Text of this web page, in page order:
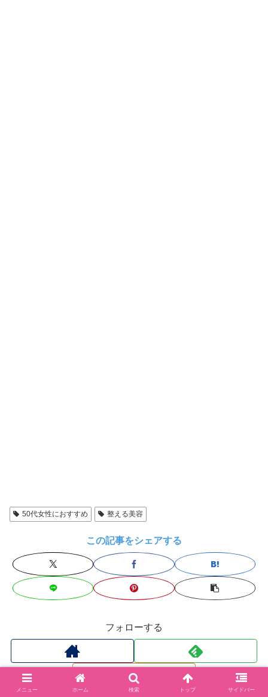
50代女性におすすめ 整える美容
この記事をシェアする
フォローする
メニュー ホーム 検索 トップ サイドバー